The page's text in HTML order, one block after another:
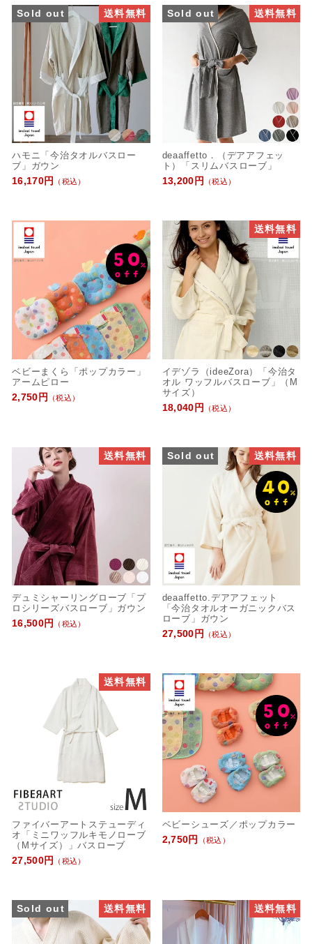
Sold out 送料無料
ハモニ「今治タオルバスロー
ブ」ガウン
16,170円
（税込）
Sold out 送料無料
deaaffetto．（デアアフェッ
ト）「スリムバスローブ」
13,200円
（税込）
ベビーまくら「ポップカラー」
アームピロー
2,750円
（税込）
送料無料
イデゾラ（ideeZora）「今治タ
オル ワッフルバスローブ」（M
サイズ）
18,040円
（税込）
送料無料
デュミシャーリングローブ「プ
ロシリーズバスローブ」ガウン
16,500円
（税込）
Sold out 送料無料
deaaffetto.デアアフェット
「今治タオルオーガニックバス
ローブ」ガウン
27,500円
（税込）
送料無料
ファイバーアートステューディ
オ「ミニワッフルキモノローブ
（Mサイズ）」バスローブ
27,500円
（税込）
ベビーシューズ／ポップカラー
2,750円
（税込）
Sold out 送料無料 送料無料